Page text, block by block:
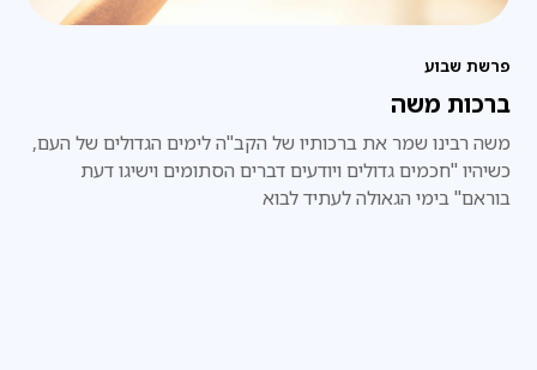
פרשת שבוע
ברכות משה
משה רבינו שמר את ברכותיו של הקב"ה לימים הגדולים של העם,
כשיהיו "חכמים גדולים ויודעים דברים הסתומים וישיגו דעת
בוראם" בימי הגאולה לעתיד לבוא